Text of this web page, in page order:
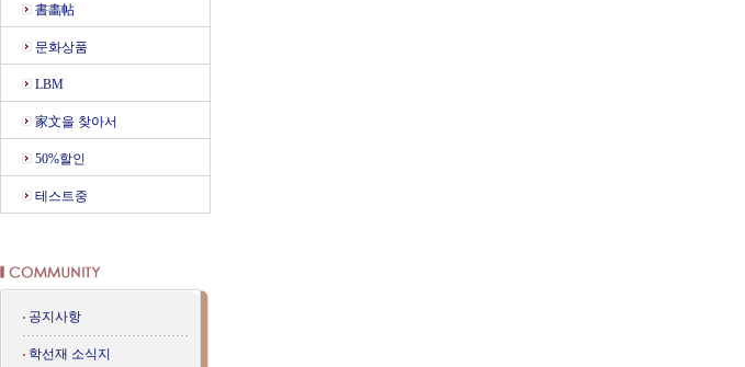
書畵帖
문화상품
LBM
家文을 찾아서
50%할인
테스트중
공지사항
학선재 소식지